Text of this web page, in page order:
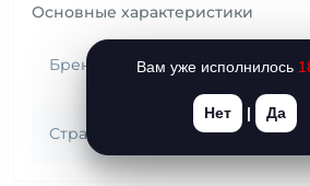
Основные характеристики
Бренд (Страна)
Страна происхождения
Вам уже исполнилось
Нет | Да